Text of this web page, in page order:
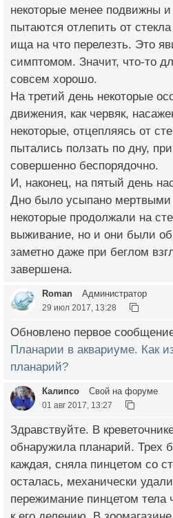
некоторые менее подвижны и
пытаются отлепить от
ища на что перелезть. Это
симптомом. Значит, что-то
совсем хорошо.
На третий день некоторые
движения, как червяк,
некоторые, отцепляясь от
пытались ползать по дну,
совершенно беспорядочно.
И, наконец, на пятый день
Дно было усыпано мертвыми
некоторые продолжали на
выживание, но и они были
заметно даже при беглом
завершена.
Roman Администратор
29 июл 2017, 13:28
Обновлено первое
Планарии в аквариуме. Как
планарий?
Калипсо Свой на форуме
01 авг 2017, 13:27
Здравствуйте. В
обнаружила планарий. Трех
каждая, сняла пинцетом со
осталась, механически
пережимание пинцетом тела